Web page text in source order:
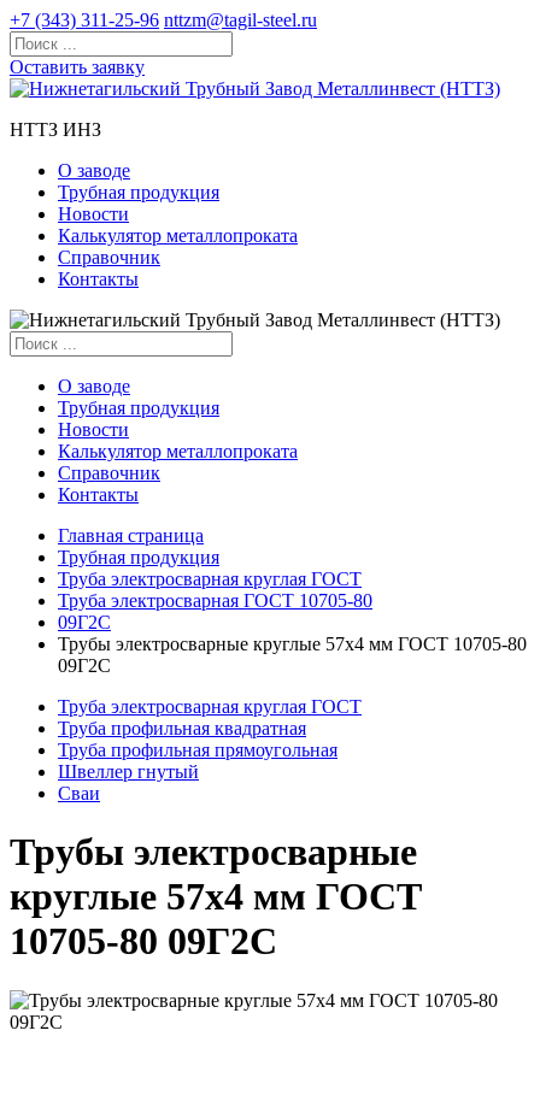
+7 (343) 311-25-96 nttzm@tagil-steel.ru
Оставить заявку
НТТЗ ИНЗ
О заводе
Трубная продукция
Новости
Калькулятор металлопроката
Справочник
Контакты
О заводе
Трубная продукция
Новости
Калькулятор металлопроката
Справочник
Контакты
Главная страница
Трубная продукция
Труба электросварная круглая ГОСТ
Труба электросварная ГОСТ 10705-80
09Г2С
Трубы электросварные круглые 57x4 мм ГОСТ 10705-80
09Г2С
Труба электросварная круглая ГОСТ
Труба профильная квадратная
Труба профильная прямоугольная
Швеллер гнутый
Сваи
Трубы электросварные
круглые 57x4 мм ГОСТ
10705-80 09Г2С